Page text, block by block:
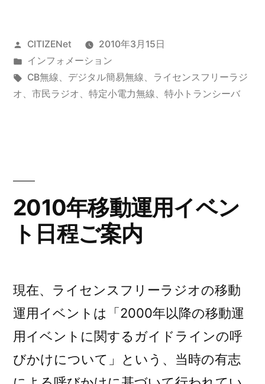
斉
オ
ン
ィ
の
ご
の
投
稿
者:
CITIZENet
2010年3月15日
カ
テ
ゴ
インフォメーション
タ
グ:
CB無線、 デジタル簡易無線、 ライセンスフリーラジ
オ 、 市民ラジオ 、 特定小電力無線、 特小トランシーバ
2010年移動運用イベン
ト日程ご案内
現在、ライセンスフリーラジオの移動
運用イベントは「2000年以降の移動運
用イベントに関するガイドラインの呼
びかけについて」という、当時の有志